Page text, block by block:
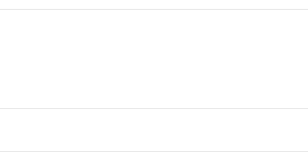
（10物質）の非含有に対応した製品が提供可能な
10物質）の非含有に対応した製品に切り替える予
令（10物質）の非含有に非対応の商品で、対応品
令（10物質）の非含有の対応状況を調査中または